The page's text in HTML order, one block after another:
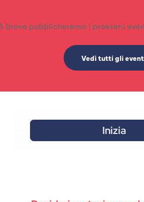
breve pubblicheremo i prossimi
Vedi tutti gli